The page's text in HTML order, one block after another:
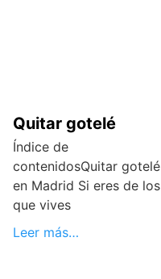
Quitar gotelé
Índice de
contenidosQuitar gotelé
en Madrid Si eres de los
que vives
Leer más…